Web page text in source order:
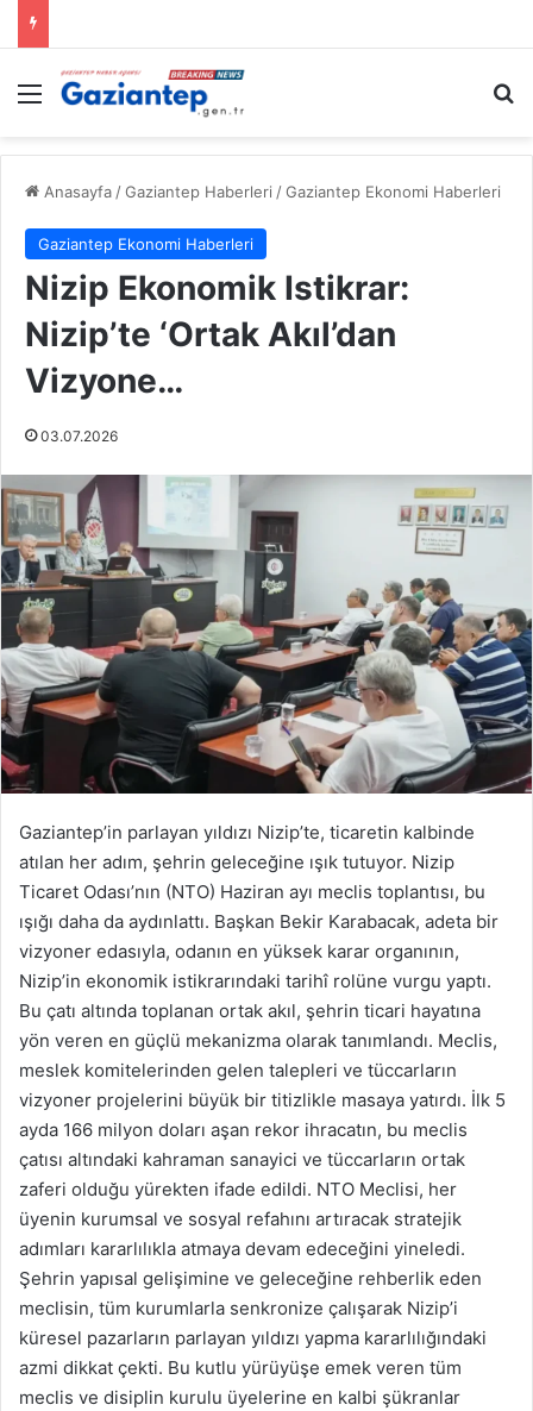
Menü
Anasayfa /Gaziantep Haberleri /Gaziantep Ekonomi Haberleri
Gaziantep Ekonomi Haberleri
Nizip Ekonomik Istikrar:
Nizip’te ‘Ortak Akıl’dan
Vizyone…
03.07.2026
Gaziantep’in parlayan yıldızı Nizip’te, ticaretin kalbinde
atılan her adım, şehrin geleceğine ışık tutuyor. Nizip
Ticaret Odası’nın (NTO) Haziran ayı meclis toplantısı, bu
ışığı daha da aydınlattı. Başkan Bekir Karabacak, adeta bir
vizyoner edasıyla, odanın en yüksek karar organının,
Nizip’in ekonomik istikrarındaki tarihî rolüne vurgu yaptı.
Bu çatı altında toplanan ortak akıl, şehrin ticari hayatına
yön veren en güçlü mekanizma olarak tanımlandı. Meclis,
meslek komitelerinden gelen talepleri ve tüccarların
vizyoner projelerini büyük bir titizlikle masaya yatırdı. İlk 5
ayda 166 milyon doları aşan rekor ihracatın, bu meclis
çatısı altındaki kahraman sanayici ve tüccarların ortak
zaferi olduğu yürekten ifade edildi. NTO Meclisi, her
üyenin kurumsal ve sosyal refahını artıracak stratejik
adımları kararlılıkla atmaya devam edeceğini yineledi.
Şehrin yapısal gelişimine ve geleceğine rehberlik eden
meclisin, tüm kurumlarla senkronize çalışarak Nizip’i
küresel pazarların parlayan yıldızı yapma kararlılığındaki
azmi dikkat çekti. Bu kutlu yürüyüşe emek veren tüm
meclis ve disiplin kurulu üyelerine en kalbi şükranlar